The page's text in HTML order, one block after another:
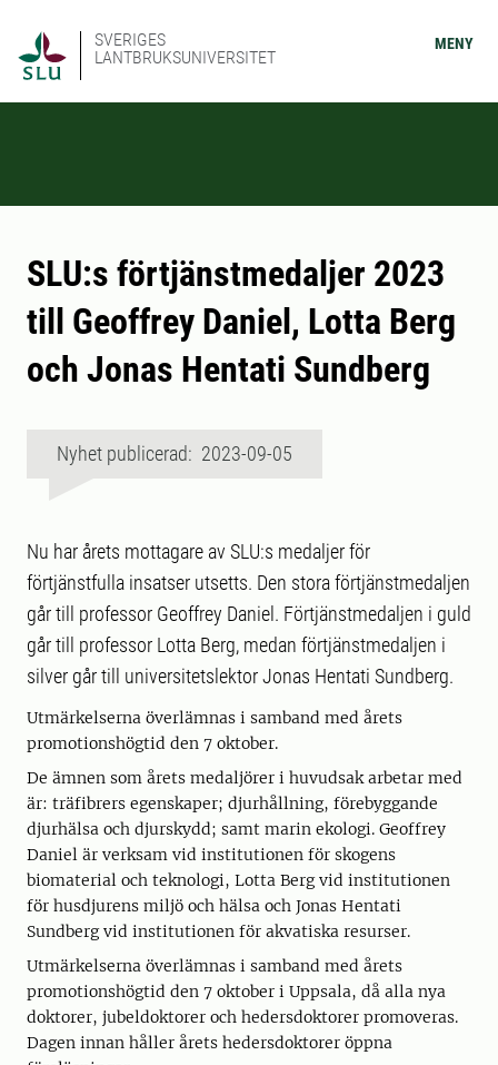
SVERIGES
LANTBRUKSUNIVERSITET
MENY
SLU:s förtjänstmedaljer 2023
till Geoffrey Daniel, Lotta Berg
och Jonas Hentati Sundberg
Nyhet publicerad: 2023-09-05
Nu har årets mottagare av SLU:s medaljer för
förtjänstfulla insatser utsetts. Den stora förtjänstmedaljen
går till professor Geoffrey Daniel. Förtjänstmedaljen i guld
går till professor Lotta Berg, medan förtjänstmedaljen i
silver går till universitetslektor Jonas Hentati Sundberg.
Utmärkelserna överlämnas i samband med årets
promotionshögtid den 7 oktober.
De ämnen som årets medaljörer i huvudsak arbetar med
är: träfibrers egenskaper; djurhållning, förebyggande
djurhälsa och djurskydd; samt marin ekologi. Geoffrey
Daniel är verksam vid institutionen för skogens
biomaterial och teknologi, Lotta Berg vid institutionen
för husdjurens miljö och hälsa och Jonas Hentati
Sundberg vid institutionen för akvatiska resurser.
Utmärkelserna överlämnas i samband med årets
promotionshögtid den 7 oktober i Uppsala, då alla nya
doktorer, jubeldoktorer och hedersdoktorer promoveras.
Dagen innan håller årets hedersdoktorer öppna